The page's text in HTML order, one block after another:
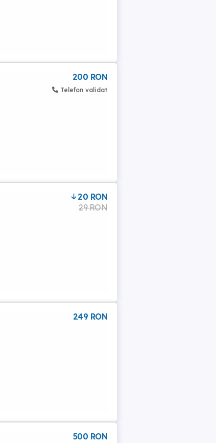
200 RON
Telefon validat
20 RON
29 RON
249 RON
500 RON